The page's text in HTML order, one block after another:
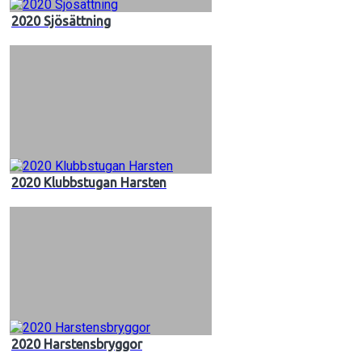
2020 Sjösättning
2020 Klubbstugan Harsten
2020 Harstensbryggor